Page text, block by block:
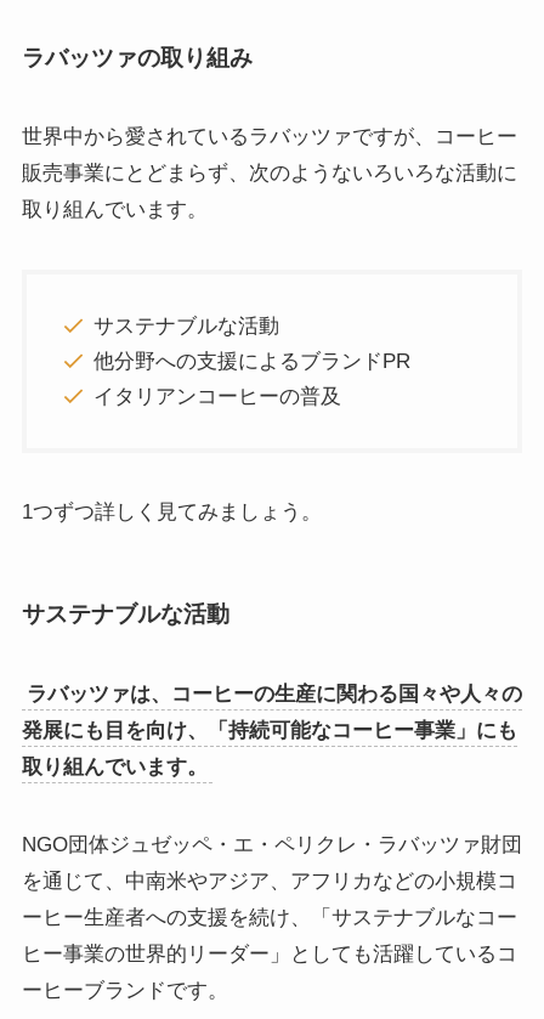
ラバッツァの取り組み
世界中から愛されているラバッツァですが、コーヒー
販売事業にとどまらず、次のようないろいろな活動に
取り組んでいます。
サステナブルな活動
他分野への支援によるブランドPR
イタリアンコーヒーの普及
1つずつ詳しく見てみましょう。
サステナブルな活動
ラバッツァは、コーヒーの生産に関わる国々や人々の
発展にも目を向け、「持続可能なコーヒー事業」にも
取り組んでいます。
NGO団体ジュゼッペ・エ・ペリクレ・ラバッツァ財団
を通じて、中南米やアジア、アフリカなどの小規模コ
ーヒー生産者への支援を続け、「サステナブルなコー
ヒー事業の世界的リーダー」としても活躍しているコ
ーヒーブランドです。